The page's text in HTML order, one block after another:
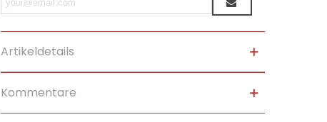
Artikeldetails
Kommentare